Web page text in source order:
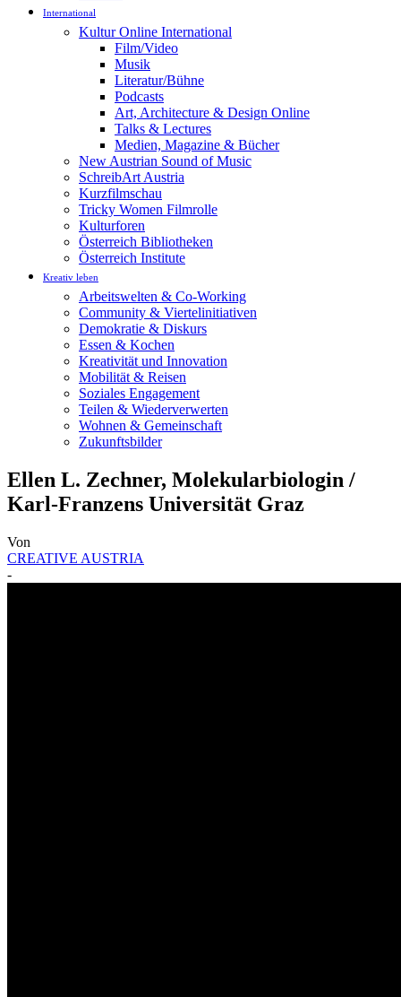
International
Kultur Online International
Film/Video
Musik
Literatur/Bühne
Podcasts
Art, Architecture & Design Online
Talks & Lectures
Medien, Magazine & Bücher
New Austrian Sound of Music
SchreibArt Austria
Kurzfilmschau
Tricky Women Filmrolle
Kulturforen
Österreich Bibliotheken
Österreich Institute
Kreativ leben
Arbeitswelten & Co-Working
Community & Viertelinitiativen
Demokratie & Diskurs
Essen & Kochen
Kreativität und Innovation
Mobilität & Reisen
Soziales Engagement
Teilen & Wiederverwerten
Wohnen & Gemeinschaft
Zukunftsbilder
Ellen L. Zechner, Molekularbiologin /
Karl-Franzens Universität Graz
Von
CREATIVE AUSTRIA
-